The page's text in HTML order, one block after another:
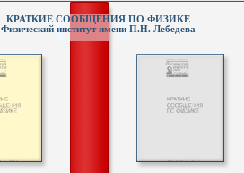
КРАТКИЕ СООБЩЕНИЯ ПО ФИЗИКЕ
Физический институт имени П.Н. Лебедева